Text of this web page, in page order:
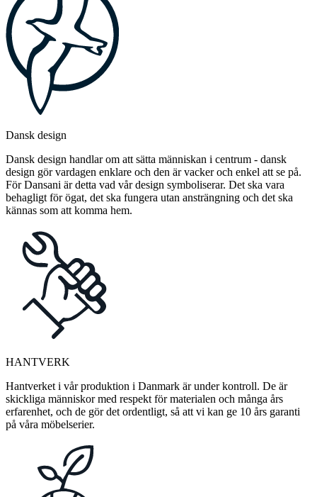
Dansk design
Dansk design handlar om att sätta människan i centrum - dansk
design gör vardagen enklare och den är vacker och enkel att se på.
För Dansani är detta vad vår design symboliserar. Det ska vara
behagligt för ögat, det ska fungera utan ansträngning och det ska
kännas som att komma hem.
HANTVERK
Hantverket i vår produktion i Danmark är under kontroll. De är
skickliga människor med respekt för materialen och många års
erfarenhet, och de gör det ordentligt, så att vi kan ge 10 års garanti
på våra möbelserier.